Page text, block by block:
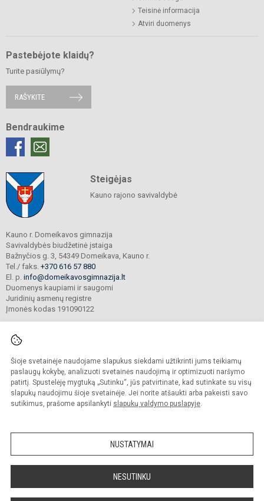
Šioje svetainėje naudojame slapukus siekdami užtikrinti jums teikiamų
paslaugų kokybę, analizuoti svetainės naudojimą ir optimizuoti naršymo
patirtį. Spustelėję mygtuką „Sutinku“, jūs patvirtinate, kad sutinkate su visų
slapukų naudojimu šioje svetainėje. Jei norite atšaukti arba pakeisti savo
sutikimus, prašome apsilankyti slapukų valdymo puslapyje.
NUSTATYMAI
NESUTINKU
Teisinė informacija
Atviri duomenys
Pastebėjote klaidų?
Turite pasiūlymų?
RAŠYKITE
Bendraukime
Steigėjas
Kauno rajono savivaldybė
Kauno r. Domeikavos gimnazija
Savivaldybės biudžetinė įstaiga
Bažnyčios g. 3, 54349 Domeikava, Kauno r.
Tel./ faks. +370 616 57 880
El. p. info@domeikavosgimnazija.lt
Duomenys kaupiami ir saugomi
Juridinių asmenų registre
Įmonės kodas 191090122
© 2021. Kauno r. Domeikavos gimnazija. Visos teisės saugomos.
Kopijuoti turinį be raštiško gimnazijos sutikimo griežtai draudžiama.
Prieinamumo paraiška Slapukų valdymas
Sumanus būdas atnaujinti